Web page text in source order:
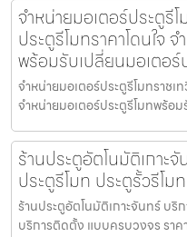
จำหน่ายมอเตอร์ประตูรี
ประตูรีโมทราคาโดนใจ
พร้อมรับเปลี่ยนมอเตอร์
จำหน่ายมอเตอร์ประตูรีโมทราชเ
จำหน่ายมอเตอร์ประตูรีโมทพร้อ
ร้านประตูอัตโนมัติเกาะ
ประตูรีโมท ประตูรั้วรีโม
ร้านประตูอัตโนมัติเกาะจันทร์ บริ
บริการติดตั้ง แบบครบวงจร ราค